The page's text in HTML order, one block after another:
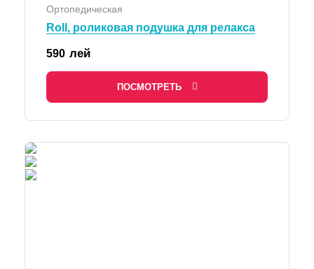
Ортопедическая
Roll, роликовая подушка для релакса
590 лей
ПОСМОТРЕТЬ